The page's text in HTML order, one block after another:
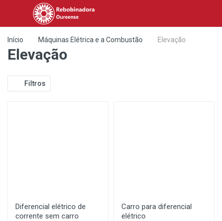
Início Máquinas Elétrica e a Combustão Elevação
Elevação
Filtros
Diferencial elétrico de
corrente sem carro
Carro para diferencial
elétrico